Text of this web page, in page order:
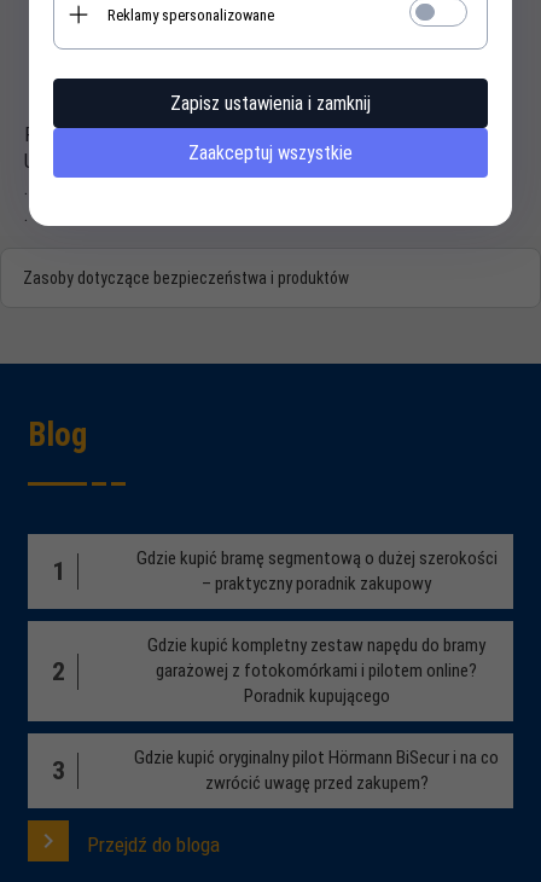
Opis produktu
Płytka dokręcana do HR 120, brama rolowana na zewnątrz.
Uwaga: nie dotyczy bram rolowanych ręcznie.
.
.
Zasoby dotyczące bezpieczeństwa i produktów
Blog
1
Gdzie kupić bramę segmentową o dużej szerokości
– praktyczny poradnik zakupowy
2
Gdzie kupić kompletny zestaw napędu do bramy
garażowej z fotokomórkami i pilotem online?
Poradnik kupującego
3
Gdzie kupić oryginalny pilot Hörmann BiSecur i na co
zwrócić uwagę przed zakupem?
Przejdź do bloga
Reklamy spersonalizowane
Zapisz ustawienia i zamknij
Zaakceptuj wszystkie